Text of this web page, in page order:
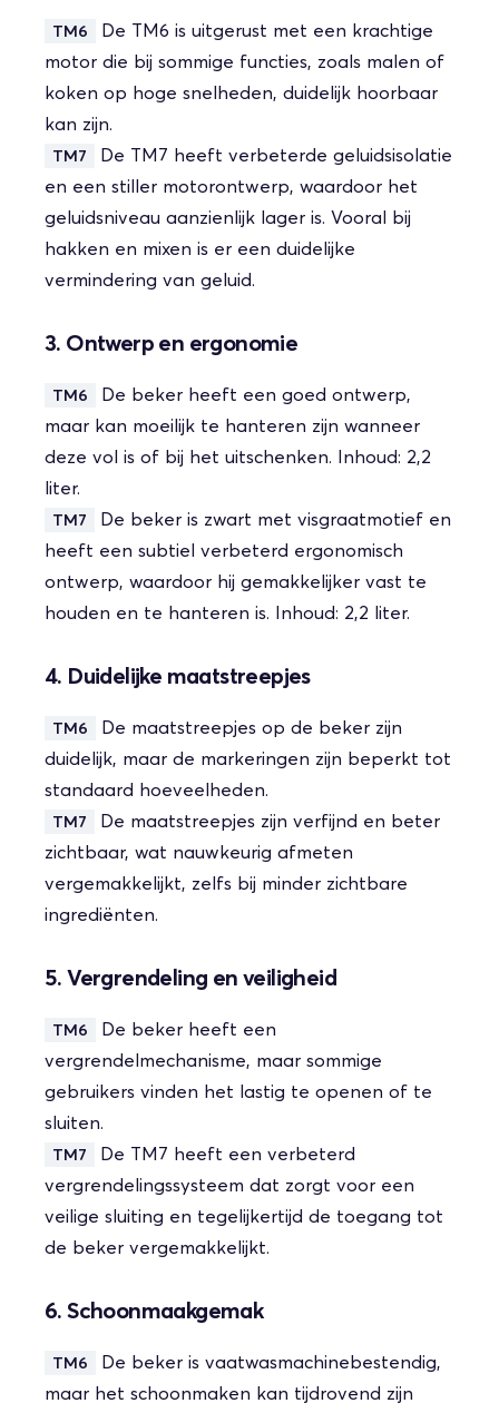
TM6
De TM6 is uitgerust met een krachtige
motor die bij sommige functies, zoals malen of
koken op hoge snelheden, duidelijk hoorbaar
kan zijn.
TM7
De TM7 heeft verbeterde geluidsisolatie
en een stiller motorontwerp, waardoor het
geluidsniveau aanzienlijk lager is. Vooral bij
hakken en mixen is er een duidelijke
vermindering van geluid.
3. Ontwerp en ergonomie
TM6
De beker heeft een goed ontwerp,
maar kan moeilijk te hanteren zijn wanneer
deze vol is of bij het uitschenken. Inhoud: 2,2
liter.
TM7
De beker is zwart met visgraatmotief en
heeft een subtiel verbeterd ergonomisch
ontwerp, waardoor hij gemakkelijker vast te
houden en te hanteren is. Inhoud: 2,2 liter.
4. Duidelijke maatstreepjes
TM6
De maatstreepjes op de beker zijn
duidelijk, maar de markeringen zijn beperkt tot
standaard hoeveelheden.
TM7
De maatstreepjes zijn verfijnd en beter
zichtbaar, wat nauwkeurig afmeten
vergemakkelijkt, zelfs bij minder zichtbare
ingrediënten.
5. Vergrendeling en veiligheid
TM6
De beker heeft een
vergrendelmechanisme, maar sommige
gebruikers vinden het lastig te openen of te
sluiten.
TM7
De TM7 heeft een verbeterd
vergrendelingssysteem dat zorgt voor een
veilige sluiting en tegelijkertijd de toegang tot
de beker vergemakkelijkt.
6. Schoonmaakgemak
TM6
De beker is vaatwasmachinebestendig,
maar het schoonmaken kan tijdrovend zijn